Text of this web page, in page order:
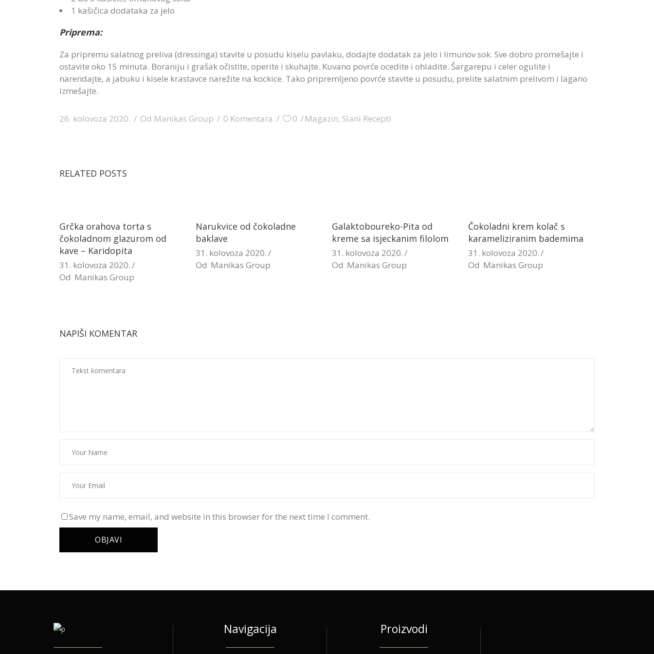
1 kašičica dodataka za jelo
Priprema:
Za pripremu salatnog preliva (dressinga) stavite u posudu kiselu pavlaku, dodajte dodatak za jelo i limunov sok. Sve dobro promešajte i
ostavite oko 15 minuta. Boraniju i grašak očistite, operite i skuhajte. Kuvano povrće ocedite i ohladite. Šargarepu i celer ogulite i
narendajte, a jabuku i kisele krastavce narežite na kockice. Tako pripremljeno povrće stavite u posudu, prelite salatnim prelivom i lagano
izmešajte.
26. kolovoza 2020. Od Manikas Group 0 Komentara 0 Magazin, Slani Recepti
RELATED POSTS
Grčka orahova torta s
čokoladnom glazurom od
kave – Karidopita
31. kolovoza 2020.
Od Manikas Group
Narukvice od čokoladne
baklave
31. kolovoza 2020.
Od Manikas Group
Galaktoboureko-Pita od
kreme sa isjeckanim filolom
31. kolovoza 2020.
Od Manikas Group
Čokoladni krem kolač s
karameliziranim bademima
31. kolovoza 2020.
Od Manikas Group
NAPIŠI KOMENTAR
Save my name, email, and website in this browser for the next time I comment.
Navigacija Proizvodi